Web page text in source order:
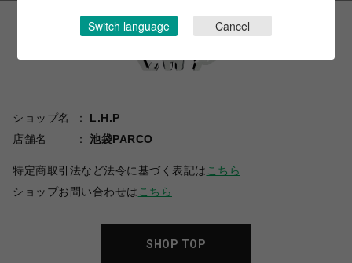
ショップ名
L.H.P
店舗名
池袋PARCO
特定商取引法など法令に基づく表記は こちら
ショップお問い合わせは こちら
SHOP TOP
Switch language Cancel